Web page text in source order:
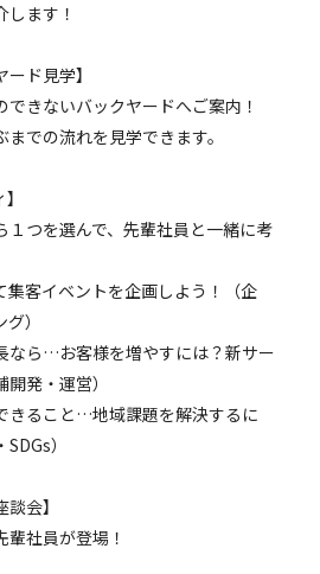
ます！
ード見学】
できないバックヤードへご案内！
での流れを見学できます。
１つを選んで、先輩社員と一緒に考
集客イベントを企画しよう！（企
）
なら…お客様を増やすには？新サー
発・運営）
きること…地域課題を解決するに
）
会】
社員が登場！